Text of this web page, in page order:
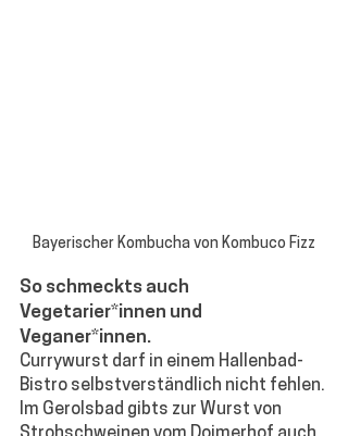
Bayerischer Kombucha von Kombuco Fizz
So schmeckts auch
Vegetarier*innen und
Veganer*innen.
Currywurst darf in einem Hallenbad-
Bistro selbstverständlich nicht fehlen.
Im Gerolsbad gibts zur Wurst von